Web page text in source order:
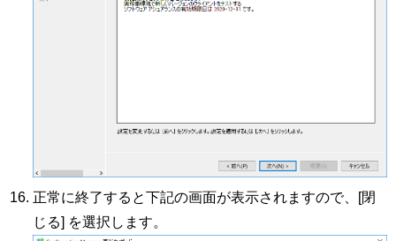
正常に終了すると下記の画面が表示されますので、[閉
じる] を選択します。